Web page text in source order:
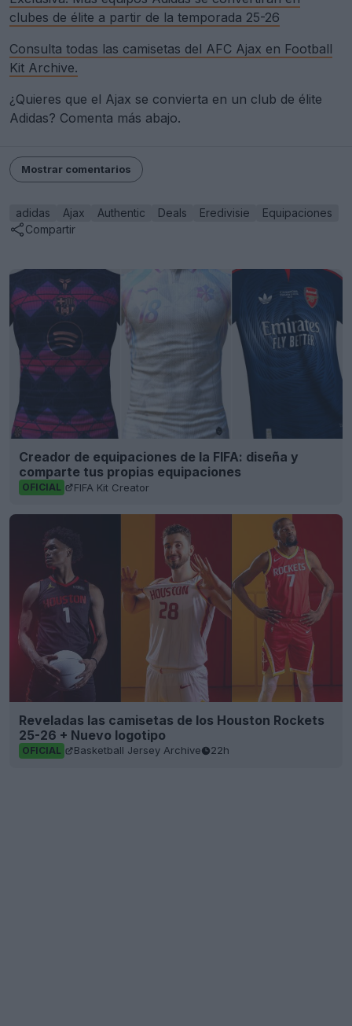
clubes de élite a partir de la temporada 25-26
Consulta todas las camisetas del AFC Ajax en Football
Kit Archive.
¿Quieres que el Ajax se convierta en un club de élite
Adidas? Comenta más abajo.
Mostrar comentarios
adidas Ajax Authentic Deals Eredivisie
Equipaciones
Compartir
Creador de equipaciones de la FIFA: diseña y
comparte tus propias equipaciones
OFICIAL FIFA Kit Creator
Reveladas las camisetas de los Houston Rockets
25-26 + Nuevo logotipo
OFICIAL Basketball Jersey Archive 22h